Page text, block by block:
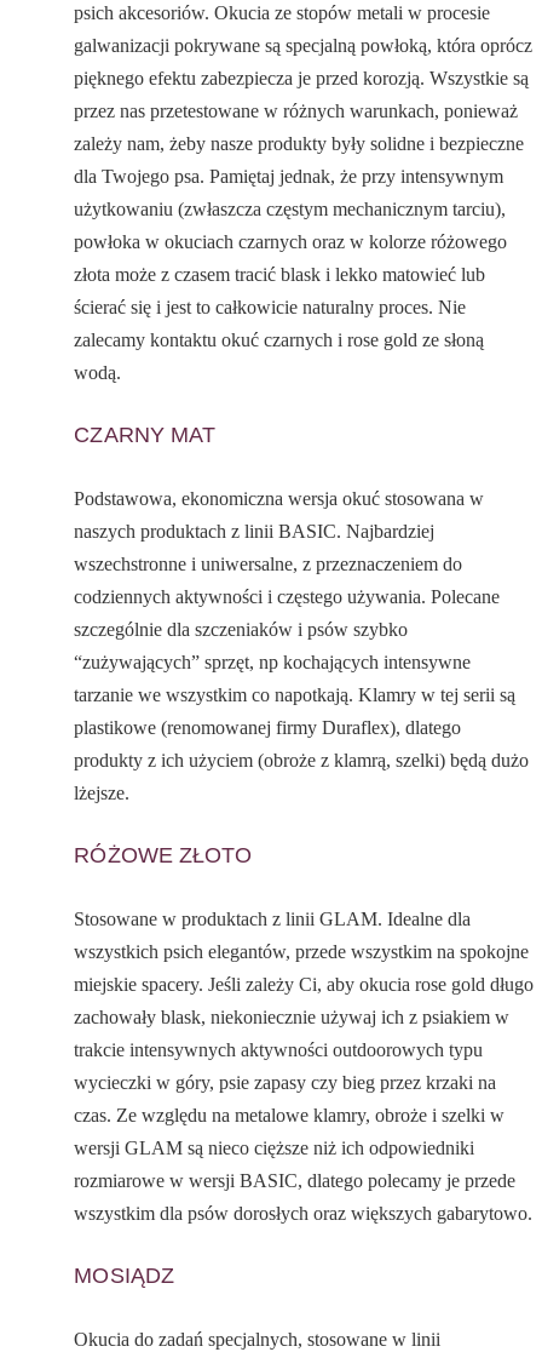
psich akcesoriów. Okucia ze stopów metali w procesie
galwanizacji pokrywane są specjalną powłoką, która oprócz
pięknego efektu zabezpiecza je przed korozją. Wszystkie są
przez nas przetestowane w różnych warunkach, ponieważ
zależy nam, żeby nasze produkty były solidne i bezpieczne
dla Twojego psa. Pamiętaj jednak, że przy intensywnym
użytkowaniu (zwłaszcza częstym mechanicznym tarciu),
powłoka w okuciach czarnych oraz w kolorze różowego
złota może z czasem tracić blask i lekko matowieć lub
ścierać się i jest to całkowicie naturalny proces. Nie
zalecamy kontaktu okuć czarnych i rose gold ze słoną
wodą.
CZARNY MAT
Podstawowa, ekonomiczna wersja okuć stosowana w
naszych produktach z linii BASIC. Najbardziej
wszechstronne i uniwersalne, z przeznaczeniem do
codziennych aktywności i częstego używania. Polecane
szczególnie dla szczeniaków i psów szybko
“zużywających” sprzęt, np kochających intensywne
tarzanie we wszystkim co napotkają. Klamry w tej serii są
plastikowe (renomowanej firmy Duraflex), dlatego
produkty z ich użyciem (obroże z klamrą, szelki) będą dużo
lżejsze.
RÓŻOWE ZŁOTO
Stosowane w produktach z linii GLAM. Idealne dla
wszystkich psich elegantów, przede wszystkim na spokojne
miejskie spacery. Jeśli zależy Ci, aby okucia rose gold długo
zachowały blask, niekoniecznie używaj ich z psiakiem w
trakcie intensywnych aktywności outdoorowych typu
wycieczki w góry, psie zapasy czy bieg przez krzaki na
czas. Ze względu na metalowe klamry, obroże i szelki w
wersji GLAM są nieco cięższe niż ich odpowiedniki
rozmiarowe w wersji BASIC, dlatego polecamy je przede
wszystkim dla psów dorosłych oraz większych gabarytowo.
MOSIĄDZ
Okucia do zadań specjalnych, stosowane w linii